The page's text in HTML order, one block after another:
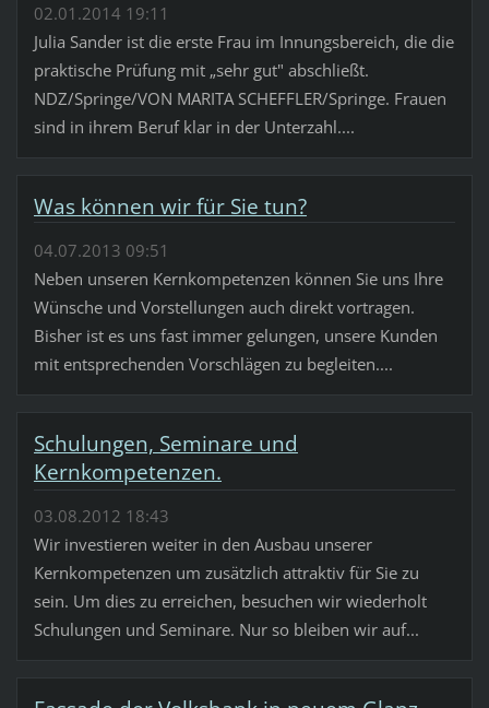
02.01.2014 19:11
Julia Sander ist die erste Frau im Innungsbereich, die die
praktische Prüfung mit „sehr gut" abschließt.
NDZ/Springe/VON MARITA SCHEFFLER/Springe. Frauen
sind in ihrem Beruf klar in der Unterzahl....
Was können wir für Sie tun?
04.07.2013 09:51
Neben unseren Kernkompetenzen können Sie uns Ihre
Wünsche und Vorstellungen auch direkt vortragen.
Bisher ist es uns fast immer gelungen, unsere Kunden
mit entsprechenden Vorschlägen zu begleiten....
Schulungen, Seminare und
Kernkompetenzen.
03.08.2012 18:43
Wir investieren weiter in den Ausbau unserer
Kernkompetenzen um zusätzlich attraktiv für Sie zu
sein. Um dies zu erreichen, besuchen wir wiederholt
Schulungen und Seminare. Nur so bleiben wir auf...